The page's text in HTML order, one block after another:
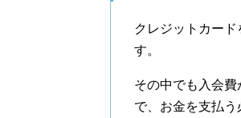
クレジットカー
す。
その中でも入会
で、お金を支払う